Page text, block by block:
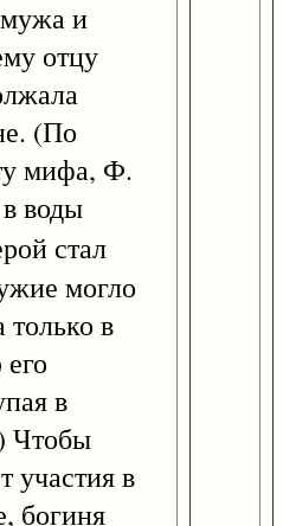
мужа и
отцу
(По
мифа, Ф.
воды
стал
могло
только в
в
Чтобы
участия в
богиня